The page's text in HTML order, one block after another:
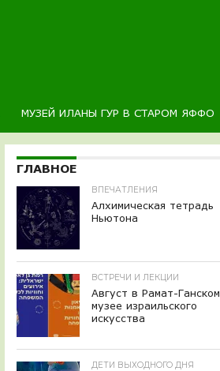
МУЗЕЙ ИЛАНЫ ГУР В СТАРОМ ЯФФО
ГЛАВНОЕ
ВПЕЧАТЛЕНИЯ
Алхимическая тетрадь
Ньютона
ВСТРЕЧИ И ЛЕКЦИИ
Август в Рамат-Ганском
музее израильского
искусства
ДЕТИ ВЫХОДНОГО ДНЯ